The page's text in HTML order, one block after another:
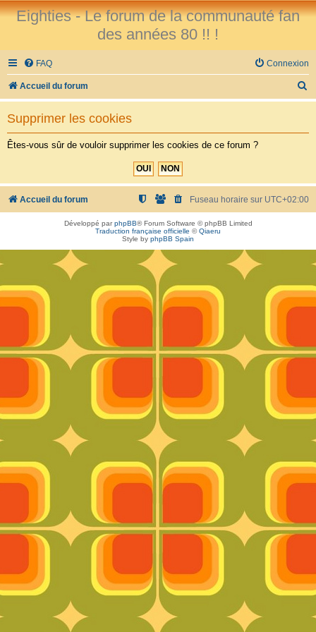
Eighties - Le forum de la communauté fan
des années 80 !! !
FAQ Connexion
Accueil du forum
e
h
r
Supprimer les cookies
Êtes-vous sûr de vouloir supprimer les cookies de ce forum ?
Accueil du forum Fuseau horaire sur UTC+02:00
Développé parphpBB® Forum Software © phpBB Limited
Traduction française officielle ©Qiaeru
Style by phpBB Spain